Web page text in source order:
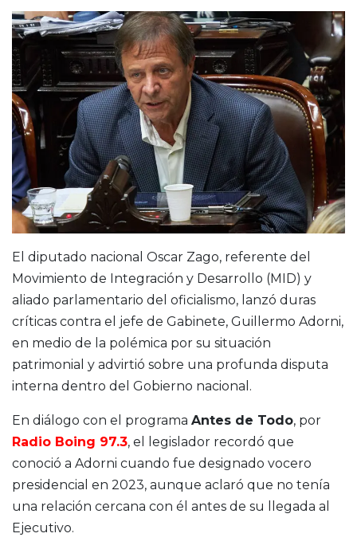
El diputado nacional Oscar Zago, referente del
Movimiento de Integración y Desarrollo (MID) y
aliado parlamentario del oficialismo, lanzó duras
críticas contra el jefe de Gabinete, Guillermo Adorni,
en medio de la polémica por su situación
patrimonial y advirtió sobre una profunda disputa
interna dentro del Gobierno nacional.
En diálogo con el programa Antes de Todo, por
Radio Boing 97.3, el legislador recordó que
conoció a Adorni cuando fue designado vocero
presidencial en 2023, aunque aclaró que no tenía
una relación cercana con él antes de su llegada al
Ejecutivo.